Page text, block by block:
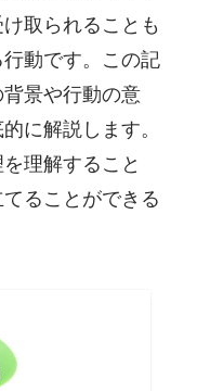
取られることも
動です。この記
景や行動の意
に解説します。
理解すること
ることができる